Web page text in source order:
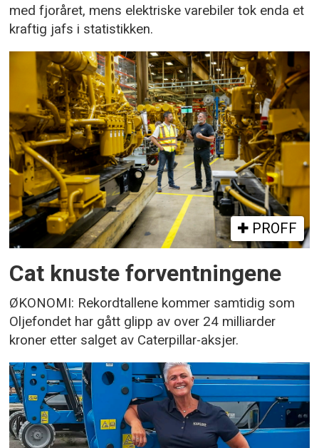
med fjoråret, mens elektriske varebiler tok enda et
kraftig jafs i statistikken.
PROFF
Cat knuste forventningene
ØKONOMI: Rekordtallene kommer samtidig som
Oljefondet har gått glipp av over 24 milliarder
kroner etter salget av Caterpillar-aksjer.